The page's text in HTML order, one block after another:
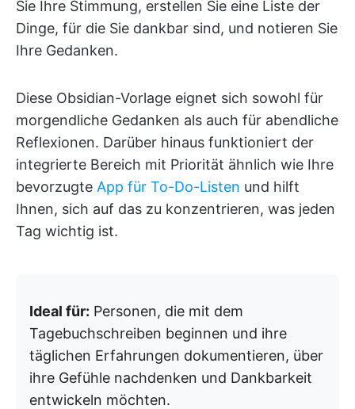
Sie Ihre Stimmung, erstellen Sie eine Liste der
Dinge, für die Sie dankbar sind, und notieren Sie
Ihre Gedanken.
Diese Obsidian-Vorlage eignet sich sowohl für
morgendliche Gedanken als auch für abendliche
Reflexionen. Darüber hinaus funktioniert der
integrierte Bereich mit Priorität ähnlich wie Ihre
bevorzugte App für To-Do-Listen und hilft
Ihnen, sich auf das zu konzentrieren, was jeden
Tag wichtig ist.
Ideal für: Personen, die mit dem
Tagebuchschreiben beginnen und ihre
täglichen Erfahrungen dokumentieren, über
ihre Gefühle nachdenken und Dankbarkeit
entwickeln möchten.